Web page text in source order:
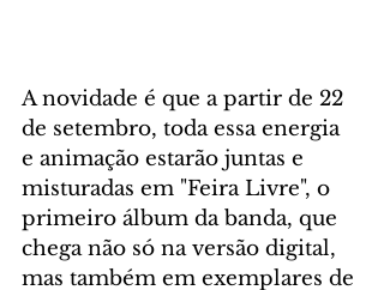
A novidade é que a partir de 22
de setembro, toda essa energia
e animação estarão juntas e
misturadas em "Feira Livre", o
primeiro álbum da banda, que
chega não só na versão digital,
mas também em exemplares de